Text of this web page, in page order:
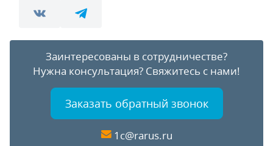
Заинтересованы в сотрудничестве?
Нужна консультация? Свяжитесь с нами!
Заказать обратный звонок
1c@rarus.ru